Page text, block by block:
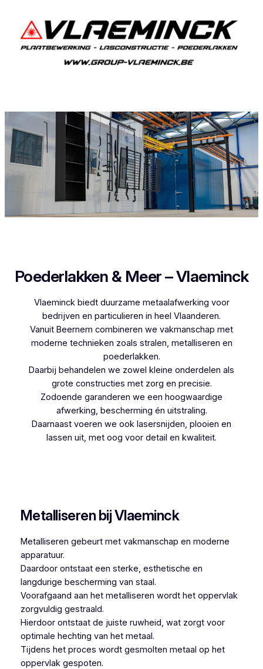
Poederlakken & Meer – Vlaeminck
Vlaeminck biedt duurzame metaalafwerking voor
bedrijven en particulieren in heel Vlaanderen.
Vanuit Beernem combineren we vakmanschap met
moderne technieken zoals stralen, metalliseren en
poederlakken.
Daarbij behandelen we zowel kleine onderdelen als
grote constructies met zorg en precisie.
Zodoende garanderen we een hoogwaardige
afwerking, bescherming én uitstraling.
Daarnaast voeren we ook lasersnijden, plooien en
lassen uit, met oog voor detail en kwaliteit.
Metalliseren bij Vlaeminck
Metalliseren gebeurt met vakmanschap en moderne
apparatuur.
Daardoor ontstaat een sterke, esthetische en
langdurige bescherming van staal.
Voorafgaand aan het metalliseren wordt het oppervlak
zorgvuldig gestraald.
Hierdoor ontstaat de juiste ruwheid, wat zorgt voor
optimale hechting van het metaal.
Tijdens het proces wordt gesmolten metaal op het
oppervlak gespoten.